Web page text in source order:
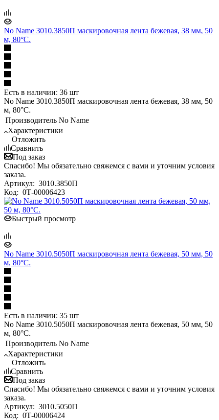
No Name 3010.3850П маскировочная лента бежевая, 38 мм, 50
м, 80°С.
Есть в наличии: 36 шт
No Name 3010.3850П маскировочная лента бежевая, 38 мм, 50
м, 80°С.
Производитель No Name
Характеристики
Отложить
Сравнить
Под заказ
Спасибо! Мы обязательно свяжемся с вами и уточним условия
заказа.
Артикул: 3010.3850П
Код: 0Т-00006423
Быстрый просмотр
No Name 3010.5050П маскировочная лента бежевая, 50 мм, 50
м, 80°С.
Есть в наличии: 35 шт
No Name 3010.5050П маскировочная лента бежевая, 50 мм, 50
м, 80°С.
Производитель No Name
Характеристики
Отложить
Сравнить
Под заказ
Спасибо! Мы обязательно свяжемся с вами и уточним условия
заказа.
Артикул: 3010.5050П
Код: 0Т-00006424